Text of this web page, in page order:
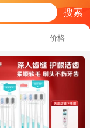
搜索
价格